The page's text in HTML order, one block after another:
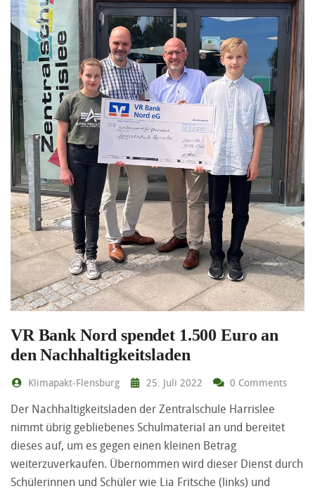
VR Bank Nord spendet 1.500 Euro an
den Nachhaltigkeitsladen
Klimapakt-Flensburg 25. Juli 2022 0 Comments
Der Nachhaltigkeitsladen der Zentralschule Harrislee
nimmt übrig gebliebenes Schulmaterial an und bereitet
dieses auf, um es gegen einen kleinen Betrag
weiterzuverkaufen. Übernommen wird dieser Dienst durch
Schülerinnen und Schüler wie Lia Fritsche (links) und